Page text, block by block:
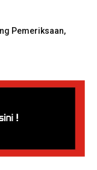
Pemeriksaan,